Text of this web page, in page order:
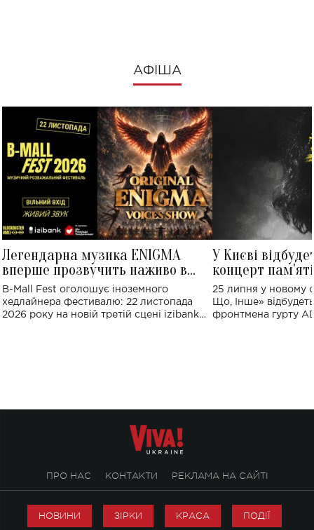
АФІША
Легендарна музика ENIGMA
вперше прозвучить наживо в
Україні: де відбудеться концерт
B-Mall Fest оголошує іноземного
хедлайнера фестивалю: 22 листопада
2026 року на новій третій сцені izibank
У Києві
концерт
Клименка:
виконають
25 липня у новому
Що, Інше»
фронтмена гурту
ПРО НАС КОНТАКТИ РЕКЛАМА НА САЙТІ
НОВИНИ ЗІРКИ КРАСА ПОДІЇ